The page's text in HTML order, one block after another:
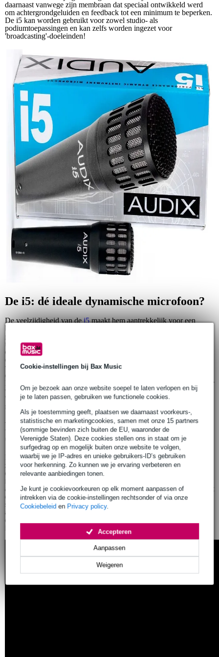
Cookie-instellingen bij Bax Music
Om je bezoek aan onze website soepel te laten verlopen en bij
je te laten passen, gebruiken we functionele cookies.
Als je toestemming geeft, plaatsen we daarnaast voorkeurs-,
statistische en marketingcookies, samen met onze 15 partners
(sommige bevinden zich buiten de EU, waaronder de
Verenigde Staten). Deze cookies stellen ons in staat om je
surfgedrag op en mogelijk buiten onze website te volgen,
waarbij we je IP-adres en unieke gebruikers-ID’s gebruiken
voor herkenning. Zo kunnen we je ervaring verbeteren en
relevante aanbiedingen tonen.
Je kunt je cookievoorkeuren op elk moment aanpassen of
intrekken via de cookie-instellingen rechtsonder of via onze
Cookiebeleid en Privacy policy.
Weigeren
Aanpassen
Accepteren
daarnaast vanwege zijn membraan dat speciaal ontwikkeld werd
om achtergrondgeluiden en feedback tot een minimum te beperken.
De i5 kan worden gebruikt voor zowel studio- als
podiumtoepassingen en kan zelfs worden ingezet voor
'broadcasting'-doeleinden!
De i5: dé ideale dynamische microfoon?
De veelzijdigheid van dei5maakt hem aantrekkelijk voor een
breed publiek. Zo is hij in te zetten voor vocalen, het opnemen van
gitaar, bas en zelfs percussie, blaas- en strijkinstrumenten! Hij is
uitgerust met een VLM-(Very Low Mass) membraan dat zorgt voor
een natuurlijk, accuraat geluid. Gecombineerd met zijn cardioïde
opnamepatroon, maakt dit hem niet alleen zeer geschikt voor veel
verschillende toepassingen, het zorgt er mede voor dat
omgevingsgeluid en feedback tot een minimum beperkt worden.
Indrukwekkend is ook een maximale SPL van 140 dB zonder dat er
vervorming optreedt! Door het gepatenteerde
'CabGrabber' bevestigingssysteem is het monteren van de
microfoon op versterkers en cabinets geen enkel probleem!
​Breed dynamisch bereik en
deukbestendige behuizing
De Audix i5 heeft een dynamisch bereik van 50 Hz - 16 Khz en dit
zorgt, naast de veelzijdigheid aan toepassingen, er mede voor dat u
een natuurlijk, helder geluid krijgt. Dit betekent dat u
aanpassingen. U krijgt direct het geluid dat u wenst. Daarnaast heeft
de microfoon een gegoten zinken behuizing en een deukbestendige
stalen gril, zodat hij tegen een stootje kan. De vergulde XLR-
aansluiting zorgt voor een niet alledaagse fraaie afwerking. U krijgt
een hoge kwaliteit microfoonclip en draagtas meegeleverd bij de